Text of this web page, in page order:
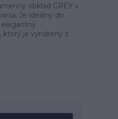
obklad GREY v
Je ideálny do
ktorý je vyrobený z